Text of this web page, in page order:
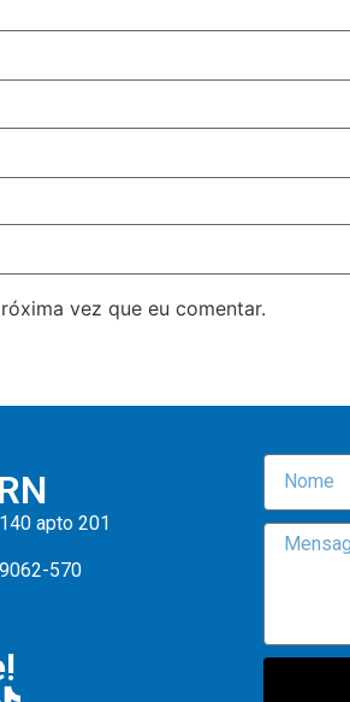
vez que eu comentar.
apto 201
570